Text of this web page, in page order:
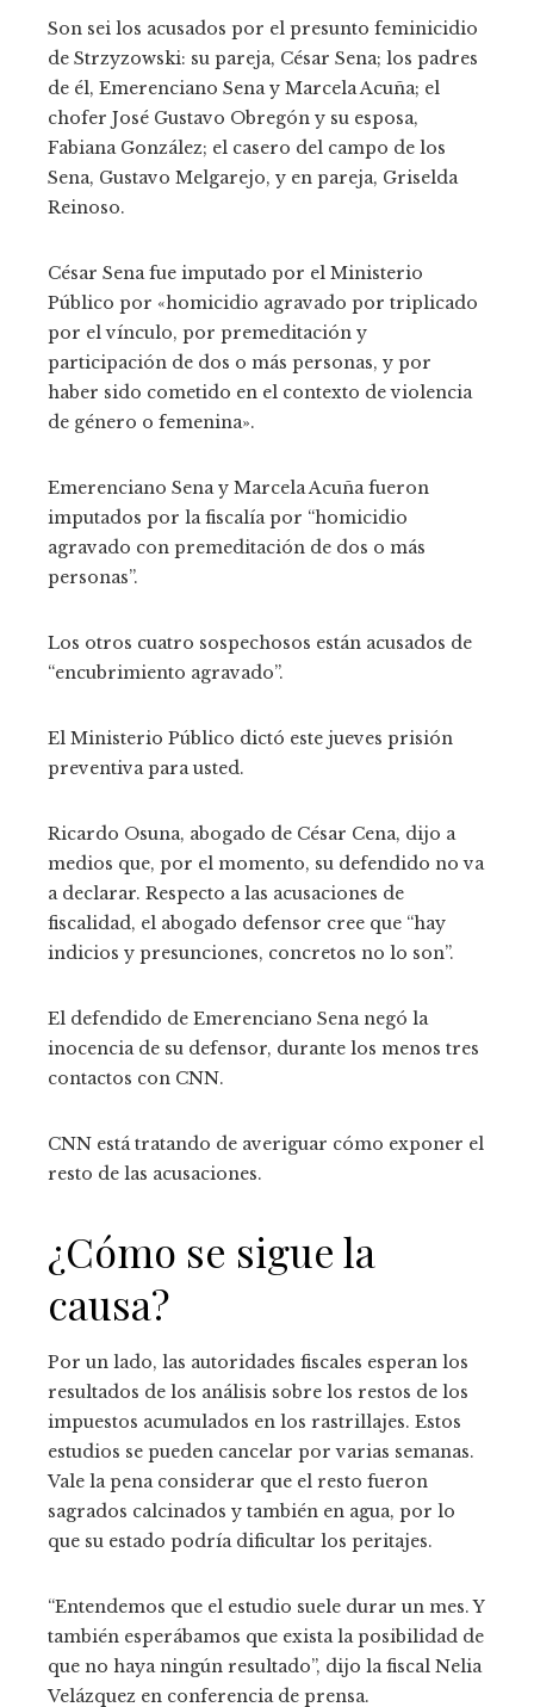
Son sei los acusados ​​por el presunto feminicidio
de Strzyzowski: su pareja, César Sena; los padres
de él, Emerenciano Sena y Marcela Acuña; el
chofer José Gustavo Obregón y su esposa,
Fabiana González; el casero del campo de los
Sena, Gustavo Melgarejo, y en pareja, Griselda
Reinoso.
César Sena fue imputado por el Ministerio
Público por «homicidio agravado por triplicado
por el vínculo, por premeditación y
participación de dos o más personas, y por
haber sido cometido en el contexto de violencia
de género o femenina».
Emerenciano Sena y Marcela Acuña fueron
imputados por la fiscalía por “homicidio
agravado con premeditación de dos o más
personas”.
Los otros cuatro sospechosos están acusados ​​de
“encubrimiento agravado”.
El Ministerio Público dictó este jueves prisión
preventiva para usted.
Ricardo Osuna, abogado de César Cena, dijo a
medios que, por el momento, su defendido no va
a declarar. Respecto a las acusaciones de
fiscalidad, el abogado defensor cree que “hay
indicios y presunciones, concretos no lo son”.
El defendido de Emerenciano Sena negó la
inocencia de su defensor, durante los menos tres
contactos con CNN.
CNN está tratando de averiguar cómo exponer el
resto de las acusaciones.
¿Cómo se sigue la
causa?
Por un lado, las autoridades fiscales esperan los
resultados de los análisis sobre los restos de los
impuestos acumulados en los rastrillajes. Estos
estudios se pueden cancelar por varias semanas.
Vale la pena considerar que el resto fueron
sagrados calcinados y también en agua, por lo
que su estado podría dificultar los peritajes.
“Entendemos que el estudio suele durar un mes. Y
también esperábamos que exista la posibilidad de
que no haya ningún resultado”, dijo la fiscal Nelia
Velázquez en conferencia de prensa.